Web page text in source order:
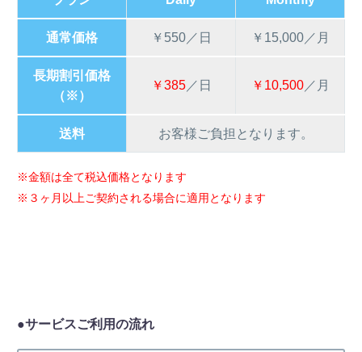
通常価格 ￥550／日 ￥15,000／月
長期割引価格
（※）
￥385／日 ￥10,500／月
送料 お客様ご負担となります。
※金額は全て税込価格となります
※３ヶ月以上ご契約される場合に適用となります
●サービスご利用の流れ